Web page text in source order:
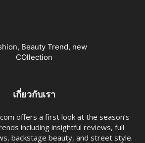
เกี่ยวกับเรา
offers a first look at the season’s
including insightful reviews, full
backstage beauty, and street style.